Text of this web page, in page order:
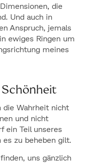
die
Und auch in
Anspruch, jemals
ewiges Ringen um
meines
die Wahrheit nicht
und nicht
ein Teil unseres
es zu beheben gilt.
uns gänzlich